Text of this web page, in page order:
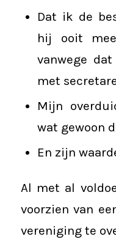
Dat ik de
hij ooit
vanwege
met
Mijn
wat gewoon
En zijn
Al met al
voorzien van
vereniging te